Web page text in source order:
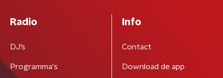
Radio
DJ’s
Programma's
Info
Contact
Download de app